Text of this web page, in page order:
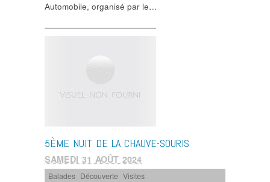
Automobile, organisé par le…
5ÈME NUIT DE LA CHAUVE-SOURIS
SAMEDI 31 AOÛT 2024
Balades Découverte ,Visites